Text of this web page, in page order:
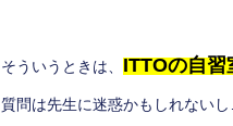
そういうときは、 ITTOの自習
質問は先生に迷惑かもしれない